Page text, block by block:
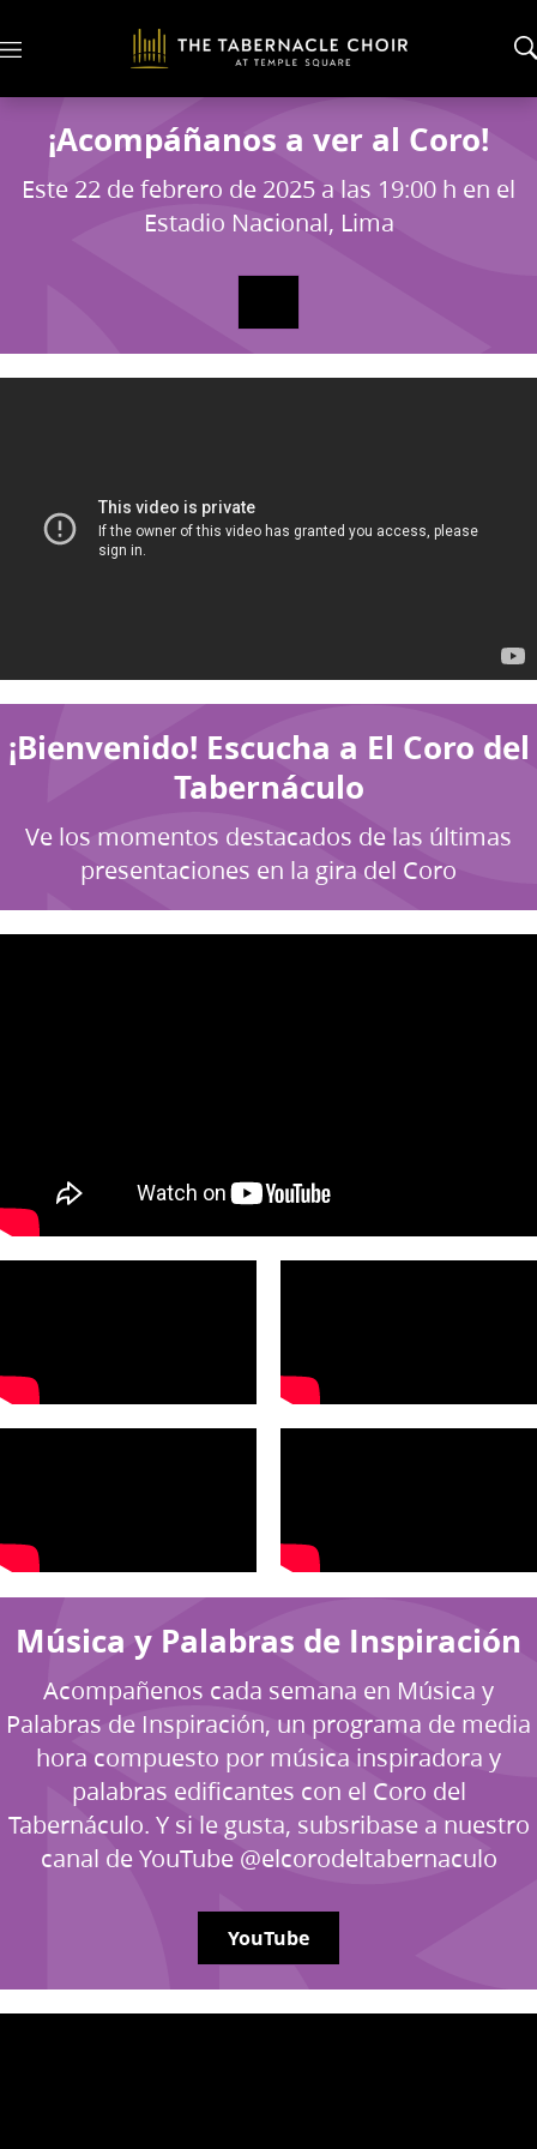
M
n
¡Acompáñanos a ver al Coro!
Este 22 de febrero de 2025 a las 19:00 h en el
Estadio Nacional, Lima
¡Bienvenido! Escucha a El Coro del
Tabernáculo
Ve los momentos destacados de las últimas
presentaciones en la gira del Coro
Música y Palabras de Inspiración
Acompañenos cada semana en Música y
Palabras de Inspiración, un programa de media
hora compuesto por música inspiradora y
palabras edificantes con el Coro del
Tabernáculo. Y si le gusta, subsribase a nuestro
canal de YouTube @elcorodeltabernaculo
YouTube